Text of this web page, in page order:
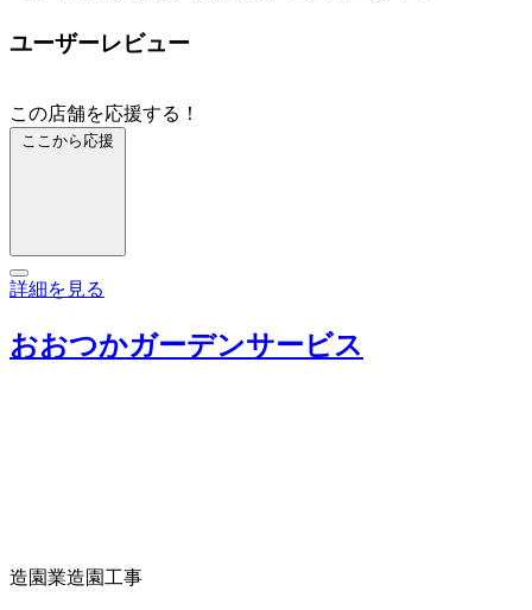
ユーザーレビュー
この店舗を応援する！
ここから応援
詳細を見る
おおつかガーデンサービス
造園業造園工事